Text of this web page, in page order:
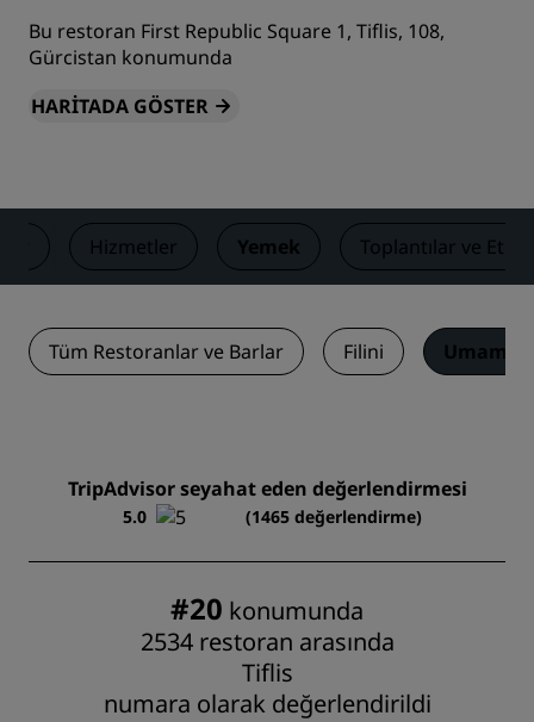
Bu restoran First Republic Square 1, Tiflis, 108,
Gürcistan konumunda
HARITADA GÖSTER
Hizmetler Yemek Toplantılar ve
Tüm Restoranlar ve Barlar Filini Umami
TripAdvisor seyahat eden değerlendirmesi
5.0 (1465 değerlendirme)
#20 konumunda
2534 restoran arasında
Tiflis
numara olarak değerlendirildi